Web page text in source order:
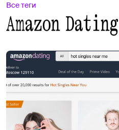
Все теги
Amazon Dating